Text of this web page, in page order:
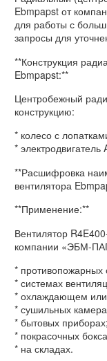
Ebmpapst от
для работы с
запросы для
**Конструкция
Ebmpapst:**
Центробежный
конструкцию:
* колесо с
* электродвигатель
**Расшифровка
вентилятора
**Применение:**
Вентилятор
компании «ЭБМ-
* противопожарных
* системах
* охлаждающем или
* сушильных
* бытовых приборах;
* покрасочных
* на складах.